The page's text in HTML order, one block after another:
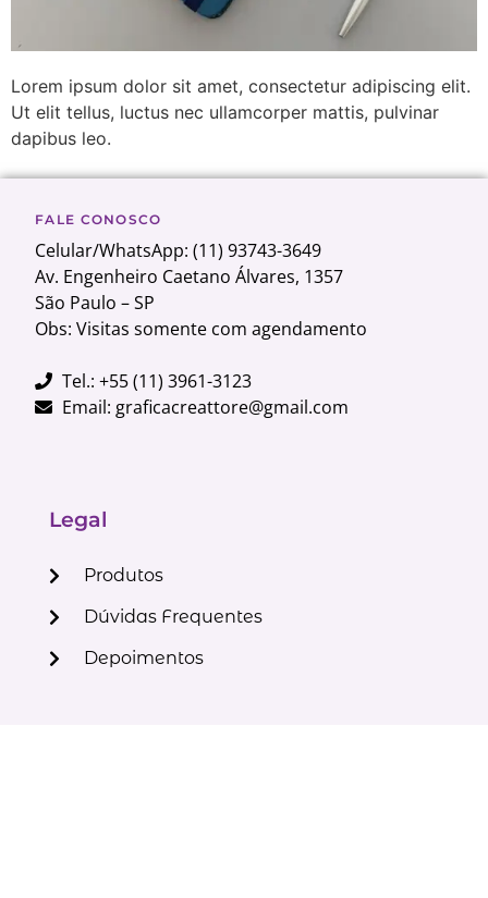
Lorem ipsum dolor sit amet, consectetur adipiscing elit.
Ut elit tellus, luctus nec ullamcorper mattis, pulvinar
dapibus leo.
FALE CONOSCO
Celular/WhatsApp: (11) 93743-3649
Av. Engenheiro Caetano Álvares, 1357
São Paulo – SP
Obs: Visitas somente com agendamento
Tel.: +55 (11) 3961-3123
Email: graficacreattore@gmail.com
Legal
Produtos
Dúvidas Frequentes
Depoimentos